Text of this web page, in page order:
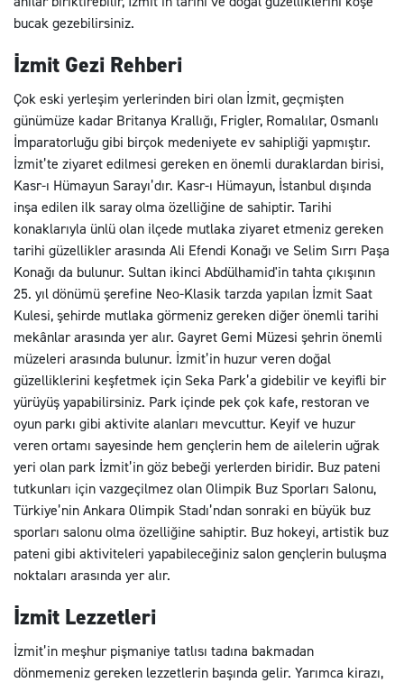
bucak gezebilirsiniz.
İzmit Gezi Rehberi
Çok eski yerleşim yerlerinden biri olan İzmit, geçmişten
günümüze kadar Britanya Krallığı, Frigler, Romalılar, Osmanlı
İmparatorluğu gibi birçok medeniyete ev sahipliği yapmıştır.
İzmit’te ziyaret edilmesi gereken en önemli duraklardan birisi,
Kasr-ı Hümayun Sarayı’dır. Kasr-ı Hümayun, İstanbul dışında
inşa edilen ilk saray olma özelliğine de sahiptir. Tarihi
konaklarıyla ünlü olan ilçede mutlaka ziyaret etmeniz gereken
tarihi güzellikler arasında Ali Efendi Konağı ve Selim Sırrı Paşa
Konağı da bulunur. Sultan ikinci Abdülhamid'in tahta çıkışının
25. yıl dönümü şerefine Neo-Klasik tarzda yapılan İzmit Saat
Kulesi, şehirde mutlaka görmeniz gereken diğer önemli tarihi
mekânlar arasında yer alır. Gayret Gemi Müzesi şehrin önemli
müzeleri arasında bulunur. İzmit’in huzur veren doğal
güzelliklerini keşfetmek için Seka Park’a gidebilir ve keyifli bir
yürüyüş yapabilirsiniz. Park içinde pek çok kafe, restoran ve
oyun parkı gibi aktivite alanları mevcuttur. Keyif ve huzur
veren ortamı sayesinde hem gençlerin hem de ailelerin uğrak
yeri olan park İzmit’in göz bebeği yerlerden biridir. Buz pateni
tutkunları için vazgeçilmez olan Olimpik Buz Sporları Salonu,
Türkiye’nin Ankara Olimpik Stadı’ndan sonraki en büyük buz
sporları salonu olma özelliğine sahiptir. Buz hokeyi, artistik buz
pateni gibi aktiviteleri yapabileceğiniz salon gençlerin buluşma
noktaları arasında yer alır.
İzmit Lezzetleri
İzmit’in meşhur pişmaniye tatlısı tadına bakmadan
dönmemeniz gereken lezzetlerin başında gelir. Yarımca kirazı,